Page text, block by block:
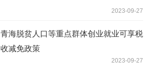
2023-09-27
青海脱贫人口等重点群体创业就业可享税
收减免政策
2023-09-27